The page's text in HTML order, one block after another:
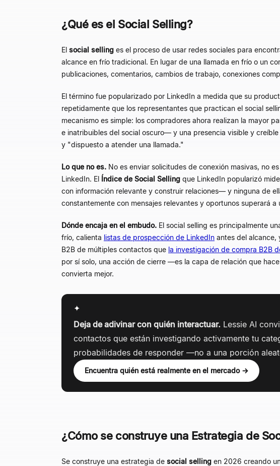
¿Qué es el Social Selling?
El social selling es el proceso de usar redes sociales para
alcance en frío tradicional. En lugar de una llamada en frío o un
publicaciones, comentarios, cambios de trabajo, conexiones
El término fue popularizado por LinkedIn a medida que su
repetidamente que los representantes que practican el social
mecanismo es simple: los compradores ahora realizan la mayor
e inatribuibles del social oscuro— y una presencia visible y
y "dispuesto a atender una llamada."
Lo que no es. No es enviar solicitudes de conexión masivas, no
LinkedIn. El Índice de Social Selling que LinkedIn popularizó
con información relevante y construir relaciones— y ninguna de
constantemente con mensajes relevantes y oportunos superará
Dónde encaja en el embudo. El social selling es principalmente
frío, calienta listas de prospección de LinkedIn antes del alcance,
B2B de múltiples contactos que la investigación de compra B2B
por sí solo, una acción de cierre —es la capa de relación que
convierta mejor.
✦
Deja de adivinar con quién interactuar. Lessie AI
contactos que están investigando activamente tu
probabilidades de responder —no a una porción
Encuentra quién está realmente en el mercado →
¿Cómo se construye una Estrategia de
Se construye una estrategia de social selling en 2026 creando